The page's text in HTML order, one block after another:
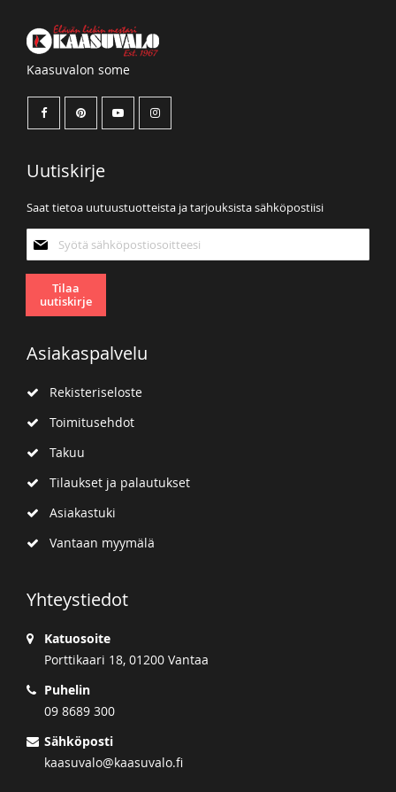
Kaasuvalon some
Uutiskirje
Saat tietoa uutuustuotteista ja tarjouksista sähköpostiisi
uutiskirjeemme:
Tilaa
uutiskirje
Asiakaspalvelu
Rekisteriseloste
Toimitusehdot
Takuu
Tilaukset ja palautukset
Asiakastuki
Vantaan myymälä
Yhteystiedot
Katuosoite
Porttikaari 18, 01200 Vantaa
Puhelin
09 8689 300
Sähköposti
kaasuvalo@kaasuvalo.fi